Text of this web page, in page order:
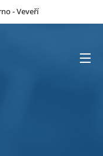
- Veveří